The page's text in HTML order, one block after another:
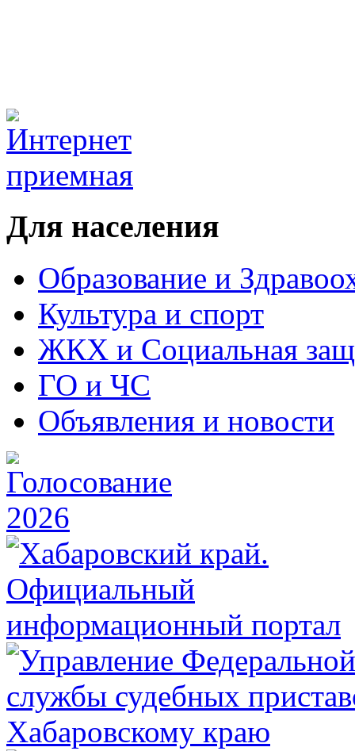
Для населения
Образование и
Культура и спорт
ЖКХ и Социальная
ГО и ЧС
Объявления и новости